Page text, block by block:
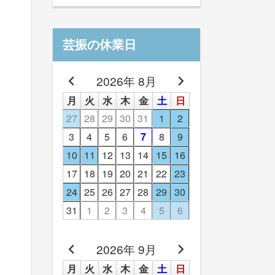
芸振の休業日
2026年 8月
月 火 水 木 金 土
日
27 28 29 30 31 1
2
3
4 5 6 7 8
9
10 11 12 13 14 15 16
17 18 19 20 21 22 23
24 25 26 27 28 29 30
31
1 2 3 4 5 6
2026年 9月
月 火 水 木 金 土
日